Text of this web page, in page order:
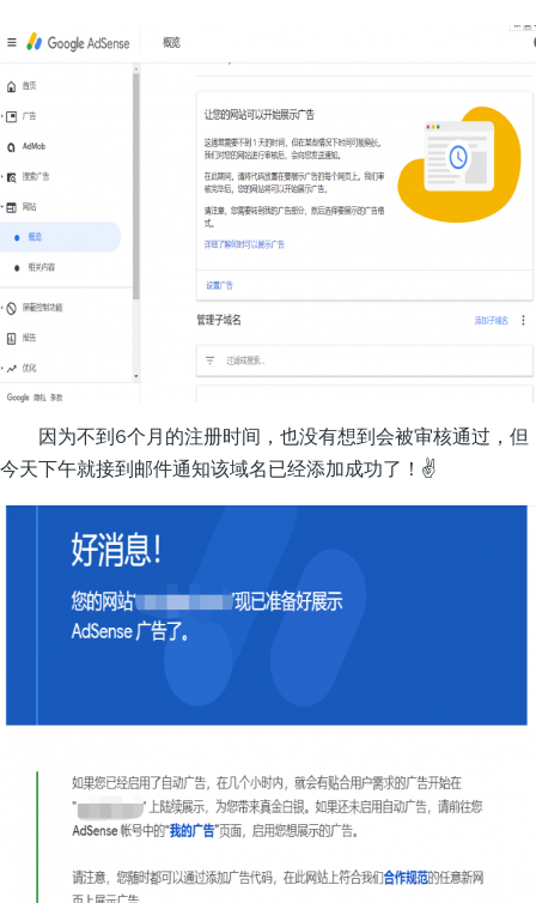
因为不到6个月的注册时间，也没有想到会被审核通过，但
今天下午就接到邮件通知该域名已经添加成功了！✌